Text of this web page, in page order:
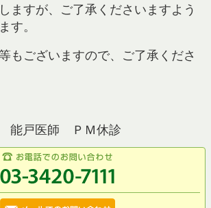
ますが、ご了承くださいますよう
す。
もございますので、ご了承くださ
能戸医師 ＰＭ休診